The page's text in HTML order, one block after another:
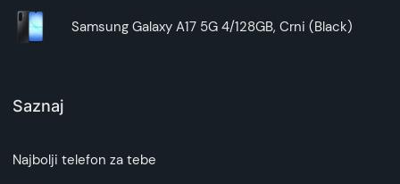
Samsung Galaxy A17 5G 4/128GB, Crni (Black)
Saznaj
Najbolji telefon za tebe